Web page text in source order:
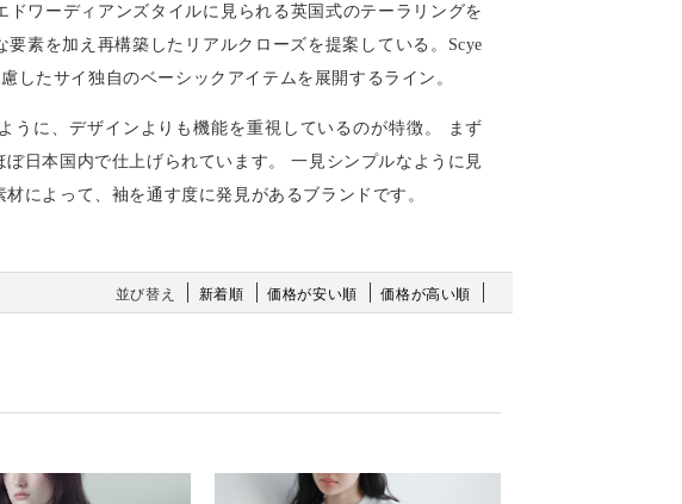
ワーディアンズタイルに見られる英国式のテーラリングを
素を加え再構築したリアルクローズを提案している。Scye
したサイ独自のベーシックアイテムを展開するライン。
うに、デザインよりも機能を重視しているのが特徴。 まず
日本国内で仕上げられています。 一見シンプルなように見
によって、袖を通す度に発見があるブランドです。
並び替え 新着順 価格が安い順 価格が高い順